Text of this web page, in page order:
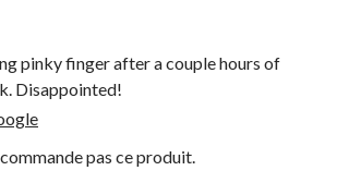
pinky finger after a couple hours of
Disappointed!
pas ce produit.